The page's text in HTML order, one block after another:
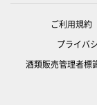
ご利用規約
プライバ
酒類販売管理者標